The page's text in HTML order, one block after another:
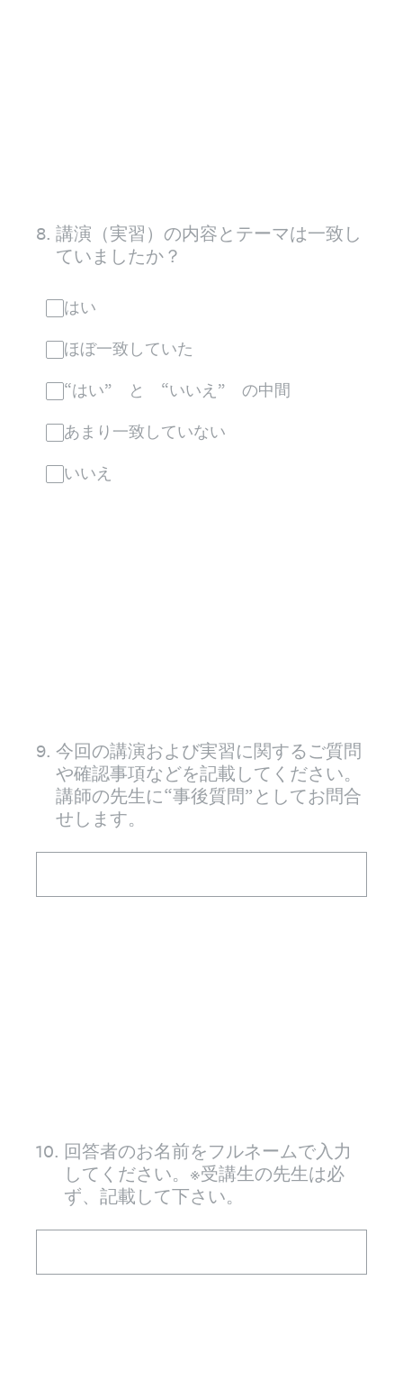
8. 講演（実習）の内容とテーマは一致し
ていましたか？
はい
ほぼ一致していた
“はい” と “いいえ” の中間
あまり一致していない
いいえ
9. 今回の講演および実習に関するご質問
や確認事項などを記載してください。
講師の先生に“事後質問”としてお問合
せします。
10. 回答者のお名前をフルネームで入力
してください。※受講生の先生は必
ず、記載して下さい。